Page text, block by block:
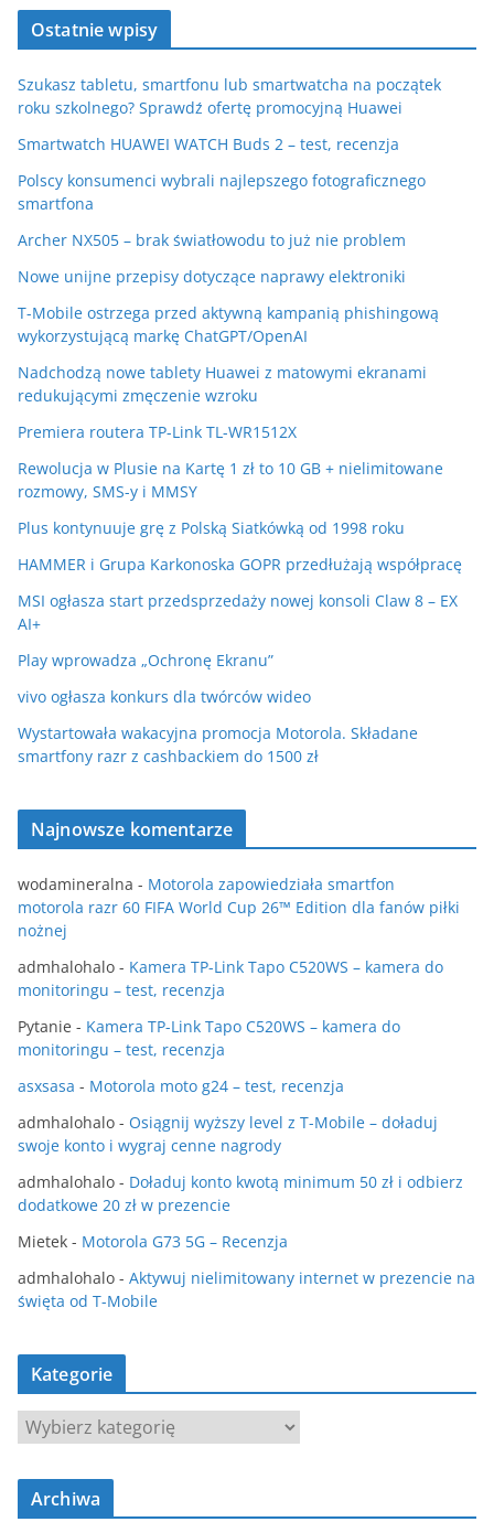
Ostatnie wpisy
Szukasz tabletu, smartfonu lub smartwatcha na początek
roku szkolnego? Sprawdź ofertę promocyjną Huawei
Smartwatch HUAWEI WATCH Buds 2 – test, recenzja
Polscy konsumenci wybrali najlepszego fotograficznego
smartfona
Archer NX505 – brak światłowodu to już nie problem
Nowe unijne przepisy dotyczące naprawy elektroniki
T-Mobile ostrzega przed aktywną kampanią phishingową
wykorzystującą markę ChatGPT/OpenAI
Nadchodzą nowe tablety Huawei z matowymi ekranami
redukującymi zmęczenie wzroku
Premiera routera TP-Link TL-WR1512X
Rewolucja w Plusie na Kartę 1 zł to 10 GB + nielimitowane
rozmowy, SMS-y i MMSY
Plus kontynuuje grę z Polską Siatkówką od 1998 roku
HAMMER i Grupa Karkonoska GOPR przedłużają współpracę
MSI ogłasza start przedsprzedaży nowej konsoli Claw 8 – EX
AI+
Play wprowadza „Ochronę Ekranu”
vivo ogłasza konkurs dla twórców wideo
Wystartowała wakacyjna promocja Motorola. Składane
smartfony razr z cashbackiem do 1500 zł
Najnowsze komentarze
wodamineralna - Motorola zapowiedziała smartfon
motorola razr 60 FIFA World Cup 26™ Edition dla fanów piłki
nożnej
admhalohalo - Kamera TP-Link Tapo C520WS – kamera do
monitoringu – test, recenzja
Pytanie - Kamera TP-Link Tapo C520WS – kamera do
monitoringu – test, recenzja
asxsasa - Motorola moto g24 – test, recenzja
admhalohalo - Osiągnij wyższy level z T-Mobile – doładuj
swoje konto i wygraj cenne nagrody
admhalohalo - Doładuj konto kwotą minimum 50 zł i odbierz
dodatkowe 20 zł w prezencie
Mietek - Motorola G73 5G – Recenzja
admhalohalo - Aktywuj nielimitowany internet w prezencie na
święta od T-Mobile
Kategorie
K
t
Archiwa